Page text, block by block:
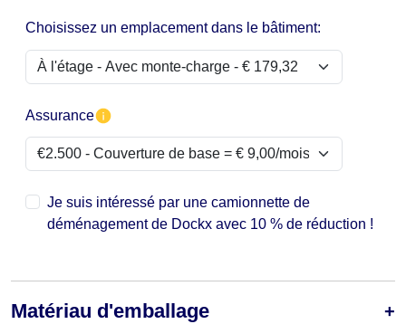
Choisissez un emplacement dans le bâtiment:
Assurance
Je suis intéressé par une camionnette de
déménagement de Dockx avec 10 % de réduction !
Matériau d'emballage